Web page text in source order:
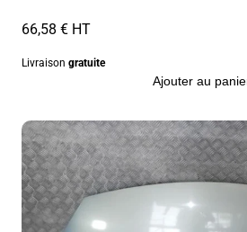
66,58 € HT
Livraison gratuite
Ajouter au